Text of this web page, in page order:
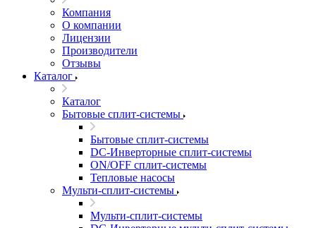
Компания
О компании
Лицензии
Производители
Отзывы
Каталог
Каталог
Бытовые сплит-системы
Бытовые сплит-системы
DC-Инверторные сплит-системы
ON/OFF сплит-системы
Тепловые насосы
Мульти-сплит-системы
Мульти-сплит-системы